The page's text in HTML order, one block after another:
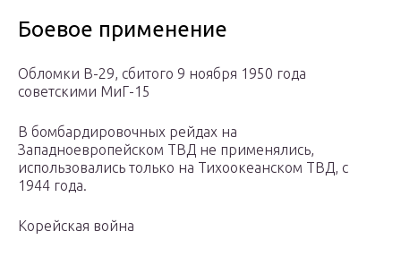
Боевое применение
Обломки B-29, сбитого 9 ноября 1950 года
советскими МиГ-15
В бомбардировочных рейдах на
Западноевропейском ТВД не применялись,
использовались только на Тихоокеанском ТВД, с
1944 года.
Корейская война